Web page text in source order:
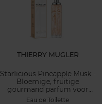
THIERRY MUGLER
Starlicious Pineapple Musk -
Bloemige, fruitige
gourmand parfum voor
dames
Eau de Toilette